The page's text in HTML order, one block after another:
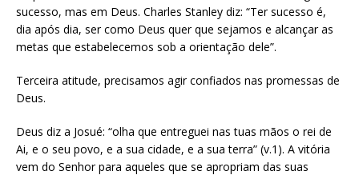
sucesso, mas em Deus. Charles Stanley diz: “Ter sucesso é,
dia após dia, ser como Deus quer que sejamos e alcançar as
metas que estabelecemos sob a orientação dele”.
Terceira atitude, precisamos agir confiados nas promessas de
Deus.
Deus diz a Josué: “olha que entreguei nas tuas mãos o rei de
Ai, e o seu povo, e a sua cidade, e a sua terra” (v.1). A vitória
vem do Senhor para aqueles que se apropriam das suas